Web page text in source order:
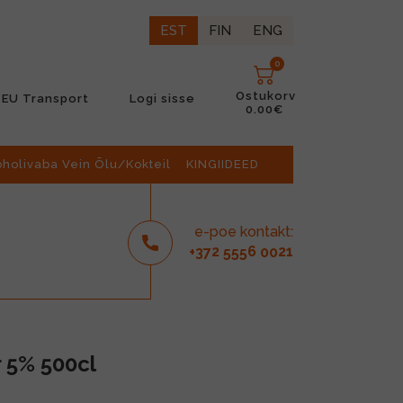
EST FIN ENG
EU Transport Logi sisse
0
Ostukorv
0.00€
Vein Õlu/Kokteil KINGIIDEED
e-poe kontakt:
+372 5556 0021
500cl